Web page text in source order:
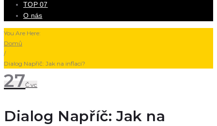
TOP 07
O nás
You Are Here:
Domů
/
Dialog Napříč: Jak na inflaci?
27Čvc
Dialog Napříč: Jak na